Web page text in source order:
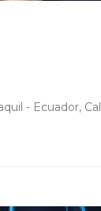
- Ecuador,